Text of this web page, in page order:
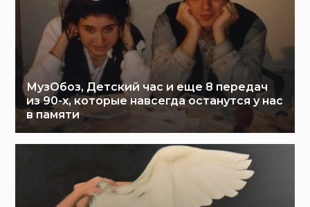
МузОбоз, Детский час и еще 8 передач
из 90-х, которые навсегда останутся у нас
в памяти